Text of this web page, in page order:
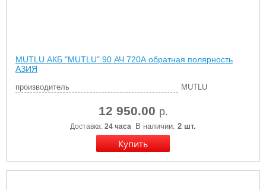
MUTLU АКБ "MUTLU" 90 АЧ 720А обратная полярность
АЗИЯ
производитель MUTLU
12 950.00 р.
Доставка: 24 часа В наличии: 2 шт.